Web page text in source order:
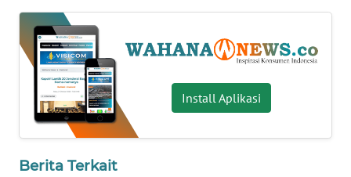
Install Aplikasi
Berita Terkait
WN
BABEL
WN
SUMBAR
WN